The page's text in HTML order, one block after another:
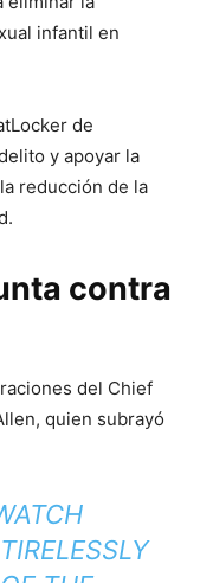
infantil en
de
y apoyar la
reducción de la
contra
del Chief
quien subrayó